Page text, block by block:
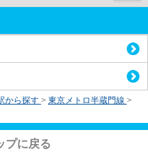
から探す > 東京メトロ半蔵門線 >
プに戻る